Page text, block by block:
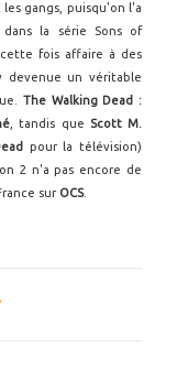
gangs, puisqu'on l'a
la série Sons of
fois affaire à des
devenue un véritable
The Walking Dead :
, tandis que Scott M.
pour la télévision)
2 n'a pas encore de
sur OCS.